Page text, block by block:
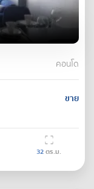
คอนโด
ขาย
32ตร.ม.